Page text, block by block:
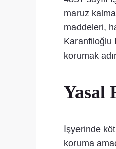
maruz
maddeleri,
Karanfiloğlu
korumak
Yasal
İşyerinde
koruma